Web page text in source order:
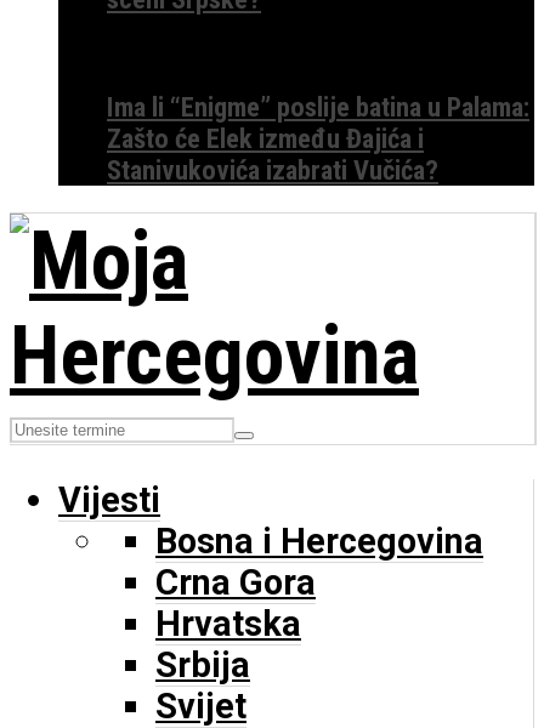
Ima li “Enigme” poslije batina u Palama:
Zašto će Elek između Đajića i
Stanivukovića izabrati Vučića?
Vijesti
Bosna i Hercegovina
Crna Gora
Hrvatska
Srbija
Svijet